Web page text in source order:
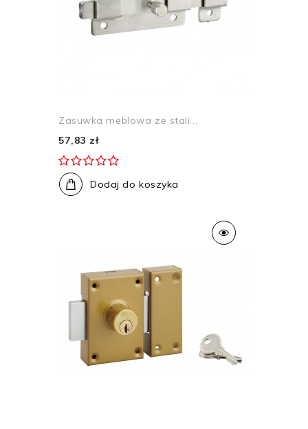
Zasuwka meblowa ze stali...
57,83 zł
Dodaj do koszyka